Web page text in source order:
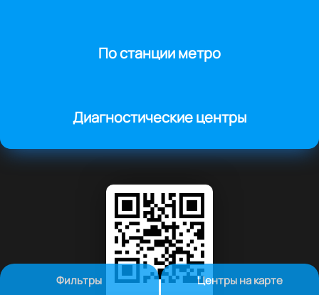
Фильтры Центры на карте
По станции метро
Диагностические центры